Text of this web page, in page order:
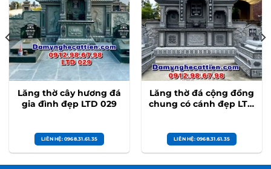
Lăng thờ cây hương đá
gia đình đẹp LTD 029
LIÊN HỆ: 0968.31.61.35
Lăng thờ đá cộng đồng
chung có cánh đẹp LTD
LIÊN HỆ: 0968.31.61.35